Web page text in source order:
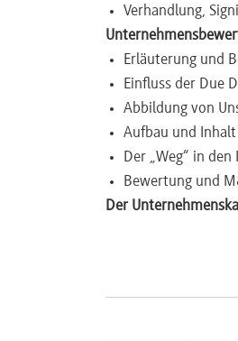
Verhandlung,
Erläuterung und
Einfluss der Due
Abbildung von
Aufbau und
Der „Weg“ in
Bewertung und
Der
Formen der